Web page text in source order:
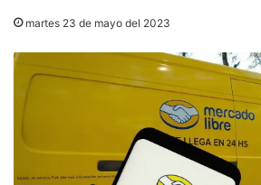
martes 23 de mayo del 2023